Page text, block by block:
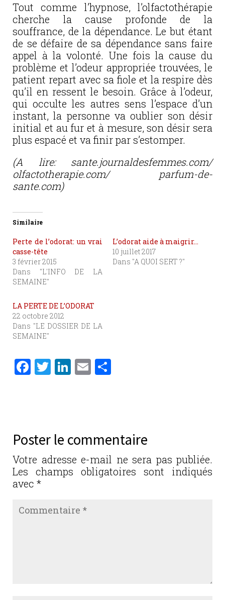
Tout comme l’hypnose, l’olfactothérapie
cherche la cause profonde de la
souffrance, de la dépendance. Le but étant
de se défaire de sa dépendance sans faire
appel à la volonté. Une fois la cause du
problème et l’odeur appropriée trouvées, le
patient repart avec sa fiole et la respire dès
qu’il en ressent le besoin. Grâce à l’odeur,
qui occulte les autres sens l’espace d’un
instant, la personne va oublier son désir
initial et au fur et à mesure, son désir sera
plus espacé et va finir par s’estomper.
(A lire: sante.journaldesfemmes.com/
olfactotherapie.com/ parfum-de-
sante.com)
Similaire
Perte de l’odorat: un vrai
casse-tête
3 février 2015
Dans "L'INFO DE LA
SEMAINE"
L’odorat aide à maigrir…
10 juillet 2017
Dans "A QUOI SERT ?"
LA PERTE DE L’ODORAT
22 octobre 2012
Dans "LE DOSSIER DE LA
SEMAINE"
F
b
o
o
k
T
r
Li
n
E
er
Poster le commentaire
Votre adresse e-mail ne sera pas publiée.
Les champs obligatoires sont indiqués
avec *